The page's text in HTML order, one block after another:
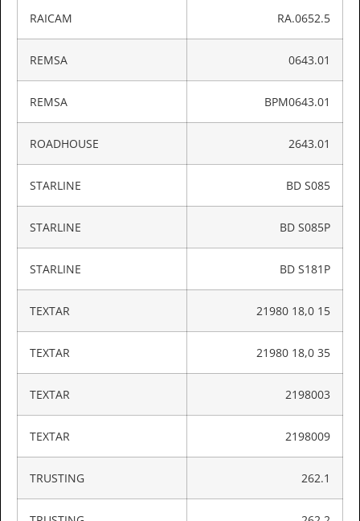
RAICAM RA.0652.5
REMSA 0643.01
REMSA BPM0643.01
ROADHOUSE 2643.01
STARLINE BD S085
STARLINE BD S085P
STARLINE BD S181P
TEXTAR 21980 18,0 15
TEXTAR 21980 18,0 35
TEXTAR 2198003
TEXTAR 2198009
TRUSTING 262.1